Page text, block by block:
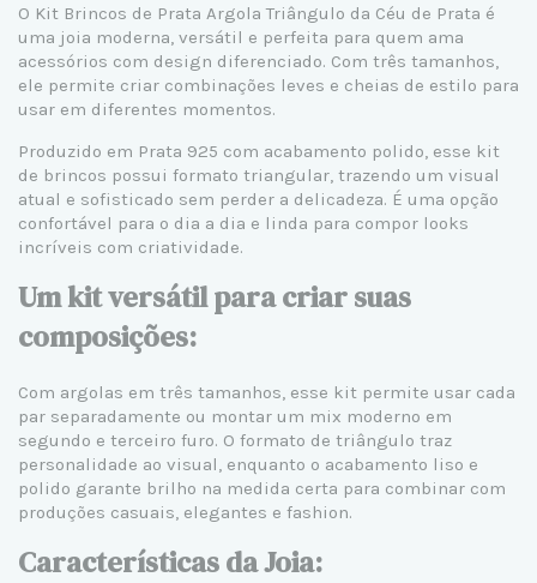
O Kit Brincos de Prata Argola Triângulo da Céu de Prata é
uma joia moderna, versátil e perfeita para quem ama
acessórios com design diferenciado. Com três tamanhos,
ele permite criar combinações leves e cheias de estilo para
usar em diferentes momentos.
Produzido em Prata 925 com acabamento polido, esse kit
de brincos possui formato triangular, trazendo um visual
atual e sofisticado sem perder a delicadeza. É uma opção
confortável para o dia a dia e linda para compor looks
incríveis com criatividade.
Um kit versátil para criar suas
composições:
Com argolas em três tamanhos, esse kit permite usar cada
par separadamente ou montar um mix moderno em
segundo e terceiro furo. O formato de triângulo traz
personalidade ao visual, enquanto o acabamento liso e
polido garante brilho na medida certa para combinar com
produções casuais, elegantes e fashion.
Características da Joia: